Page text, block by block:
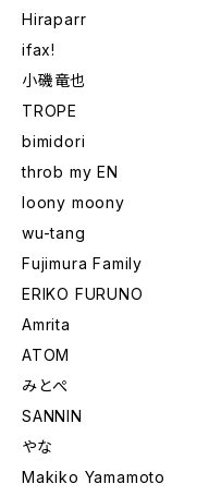
Hiraparr
ifax!
小磯竜也
TROPE
bimidori
throb my EN
loony moony
wu-tang
Fujimura Family
ERIKO FURUNO
Amrita
ATOM
みとぺ
SANNIN
やな
Makiko Yamamoto